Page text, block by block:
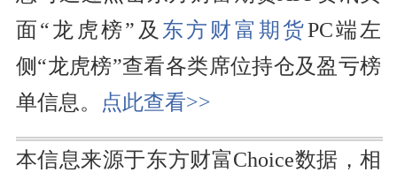
面“龙虎榜”及 东方财富 期货PC端左
侧“龙虎榜”查看各类席位持仓及盈亏榜
单信息。
点此查看>>
本信息来源于东方财富Choice数据，相